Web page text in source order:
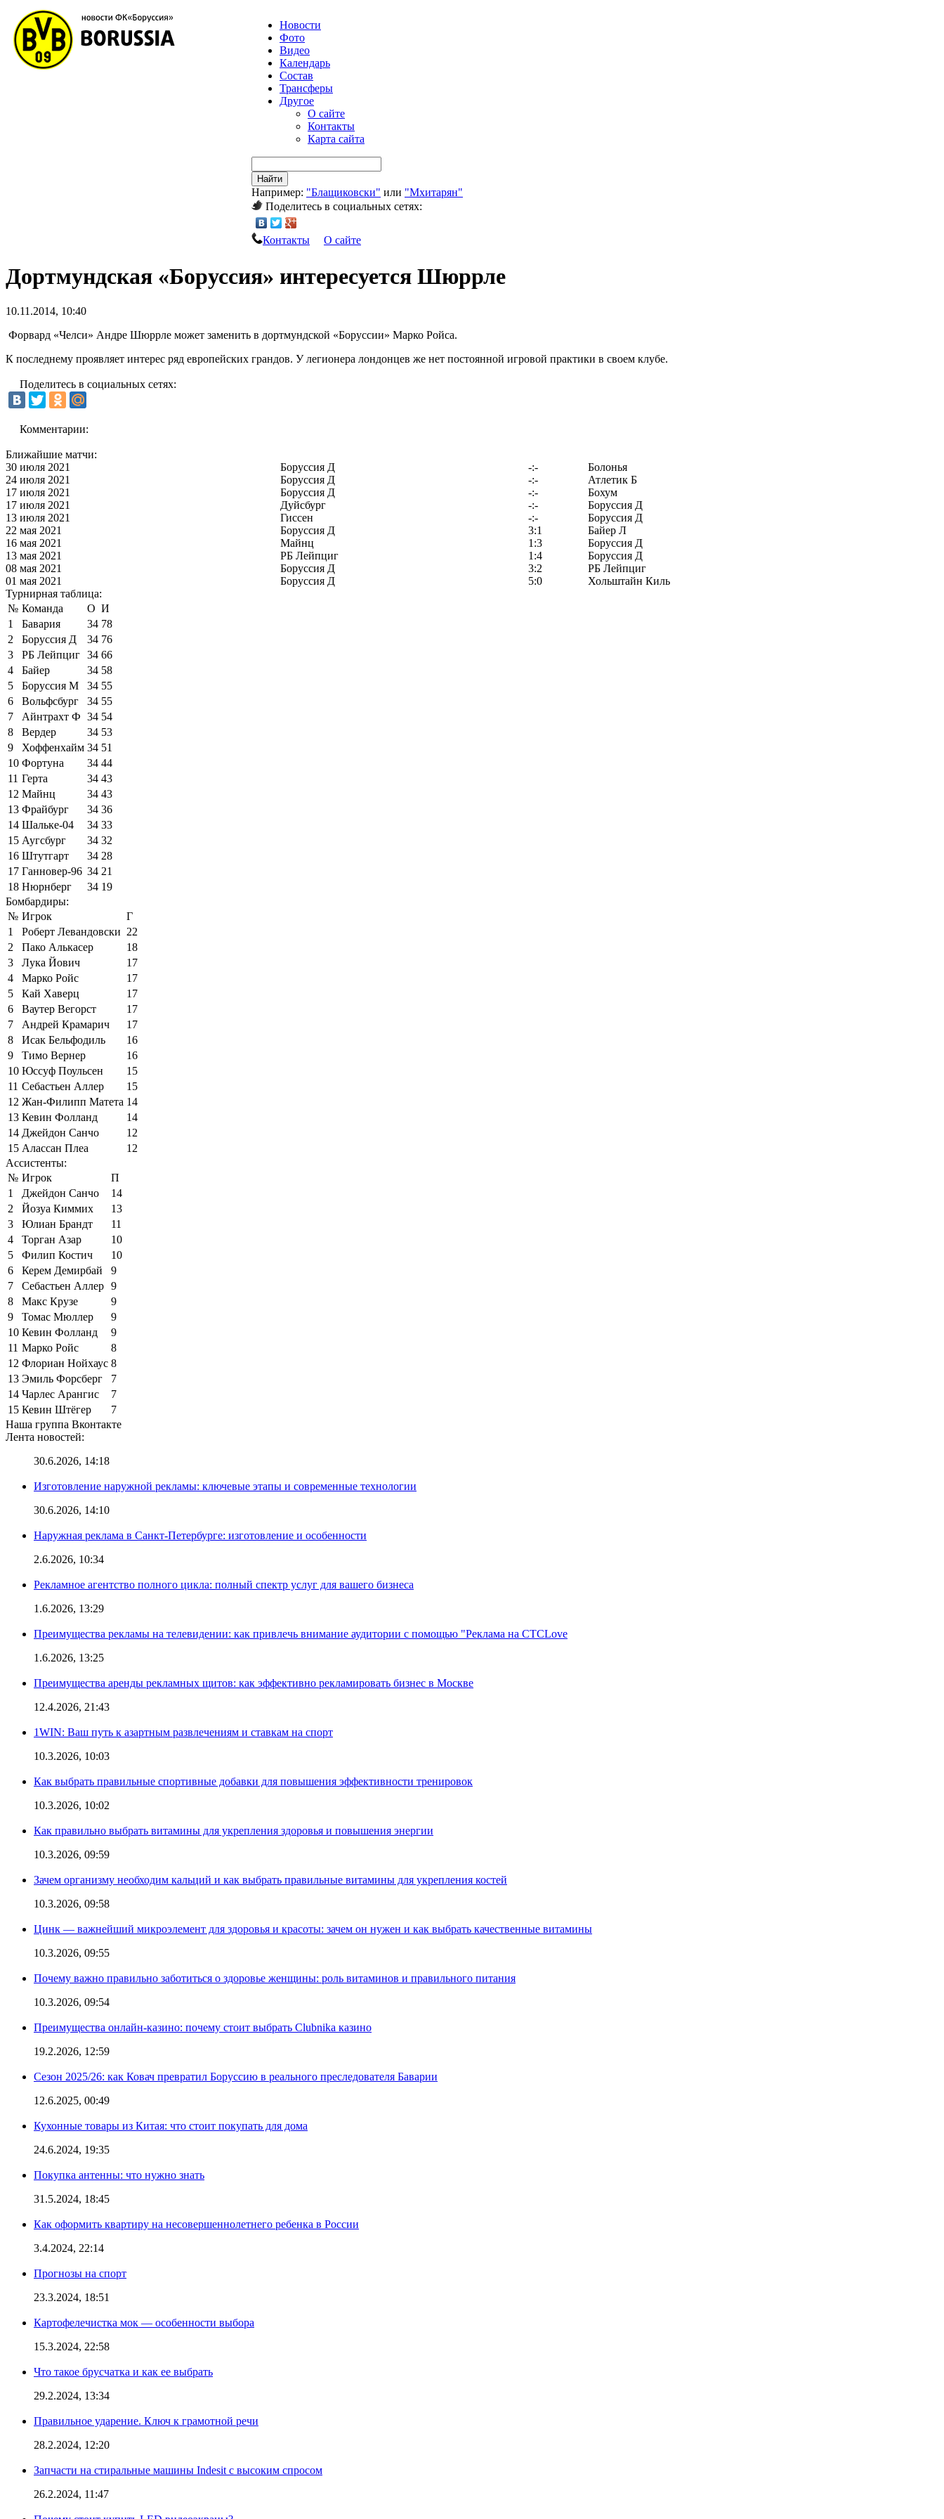
Новости
Фото
Видео
Календарь
Состав
Трансферы
Другое
О сайте
Контакты
Карта сайта
Найти
Например: "Блащиковски" или "Мхитарян"
Поделитесь в социальных сетях:
Контакты О сайте
Дортмундская «Боруссия» интересуется Шюррле
10.11.2014, 10:40
Форвард «Челси» Андре Шюррле может заменить в дортмундской «Боруссии» Марко Ройса.
К последнему проявляет интерес ряд европейских грандов. У легионера лондонцев же нет постоянной игровой практики в своем клубе.
Поделитесь в социальных сетях:
Комментарии:
Ближайшие матчи:
30 июля 2021
Боруссия Д -:-
Болонья
24 июля 2021
Боруссия Д -:-
Атлетик Б
17 июля 2021
Боруссия Д -:-
Бохум
17 июля 2021
Дуйсбург -:-
Боруссия Д
13 июля 2021
Гиссен -:-
Боруссия Д
22 мая 2021
Боруссия Д 3:1
Байер Л
16 мая 2021
Майнц 1:3
Боруссия Д
13 мая 2021
РБ Лейпциг 1:4
Боруссия Д
08 мая 2021
Боруссия Д 3:2
РБ Лейпциг
01 мая 2021
Боруссия Д 5:0
Хольштайн Киль
Турнирная таблица:
№ Команда О И
1
Бавария 34 78
2
Боруссия Д 34 76
3
РБ Лейпциг 34 66
4
Байер 34 58
5
Боруссия М 34 55
6
Вольфсбург 34 55
7
Айнтрахт Ф 34 54
8
Вердер 34 53
9
Хоффенхайм 34 51
10 Фортуна 34 44
11 Герта 34 43
12 Майнц 34 43
13 Фрайбург 34 36
14 Шальке-04 34 33
15 Аугсбург 34 32
16 Штутгарт 34 28
17 Ганновер-96 34 21
18 Нюрнберг 34 19
Бомбардиры:
№ Игрок
Г
1
Роберт Левандовски 22
2
Пако Алькасер
18
3
Лука Йович
17
4
Марко Ройс
17
5
Кай Хаверц
17
6
Ваутер Вегорст
17
7
Андрей Крамарич
17
8
Исак Бельфодиль
16
9
Тимо Вернер
16
10 Юссуф Поульсен
15
11 Себастьен Аллер
15
12 Жан-Филипп Матета 14
13 Кевин Фолланд
14
14 Джейдон Санчо
12
15 Алассан Плеа
12
Ассистенты:
№ Игрок
П
1
Джейдон Санчо
14
2
Йозуа Киммих
13
3
Юлиан Брандт
11
4
Торган Азар
10
5
Филип Костич
10
6
Керем Демирбай
9
7
Себастьен Аллер 9
8
Макс Крузе
9
9
Томас Мюллер
9
10 Кевин Фолланд
9
11 Марко Ройс
8
12 Флориан Нойхаус 8
13 Эмиль Форсберг
7
14 Чарлес Арангис
7
15 Кевин Штёгер
7
Наша группа Вконтакте
Лента новостей:
30.6.2026, 14:18
Изготовление наружной рекламы: ключевые этапы и современные технологии
30.6.2026, 14:10
Наружная реклама в Санкт-Петербурге: изготовление и особенности
2.6.2026, 10:34
Рекламное агентство полного цикла: полный спектр услуг для вашего бизнеса
1.6.2026, 13:29
Преимущества рекламы на телевидении: как привлечь внимание аудитории с помощью "Реклама на СТСLove
1.6.2026, 13:25
Преимущества аренды рекламных щитов: как эффективно рекламировать бизнес в Москве
12.4.2026, 21:43
1WIN: Ваш путь к азартным развлечениям и ставкам на спорт
10.3.2026, 10:03
Как выбрать правильные спортивные добавки для повышения эффективности тренировок
10.3.2026, 10:02
Как правильно выбрать витамины для укрепления здоровья и повышения энергии
10.3.2026, 09:59
Зачем организму необходим кальций и как выбрать правильные витамины для укрепления костей
10.3.2026, 09:58
Цинк — важнейший микроэлемент для здоровья и красоты: зачем он нужен и как выбрать качественные витамины
10.3.2026, 09:55
Почему важно правильно заботиться о здоровье женщины: роль витаминов и правильного питания
10.3.2026, 09:54
Преимущества онлайн-казино: почему стоит выбрать Clubnika казино
19.2.2026, 12:59
Сезон 2025/26: как Ковач превратил Боруссию в реального преследователя Баварии
12.6.2025, 00:49
Кухонные товары из Китая: что стоит покупать для дома
24.6.2024, 19:35
Покупка антенны: что нужно знать
31.5.2024, 18:45
Как оформить квартиру на несовершеннолетнего ребенка в России
3.4.2024, 22:14
Прогнозы на спорт
23.3.2024, 18:51
Картофелечистка мок — особенности выбора
15.3.2024, 22:58
Что такое брусчатка и как ее выбрать
29.2.2024, 13:34
Правильное ударение. Ключ к грамотной речи
28.2.2024, 12:20
Запчасти на стиральные машины Indesit с высоким спросом
26.2.2024, 11:47